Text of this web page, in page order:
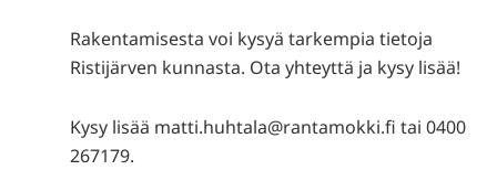
Rakentamisesta voi kysyä tarkempia tietoja
Ristijärven kunnasta. Ota yhteyttä ja kysy lisää!
Kysy lisää matti.huhtala@rantamokki.fi tai 0400
267179.